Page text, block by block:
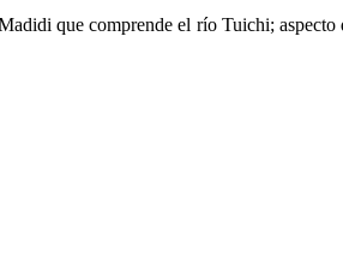
que comprende el río Tuichi; aspecto